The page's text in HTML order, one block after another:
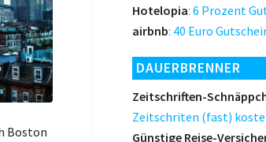
Boston
Hotelopia: 6 Prozent
airbnb: 40 Euro
DAUERBRENNER
Zeitschriften-
Zeitschriten (fast)
Günstige Reise-